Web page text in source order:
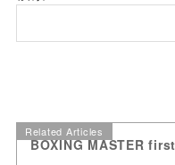
Related Articles
BOXING MASTER